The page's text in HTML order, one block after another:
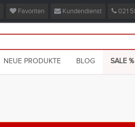
Favoriten Kundendienst 021
NEUE PRODUKTE BLOG SALE %